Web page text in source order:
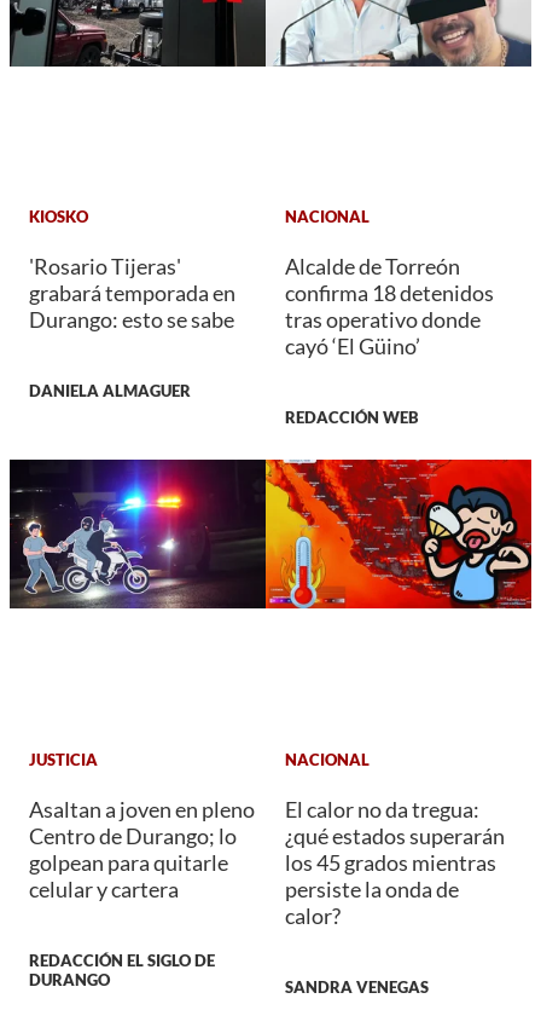
KIOSKO
'Rosario Tijeras'
grabará temporada en
Durango: esto se sabe
DANIELA ALMAGUER
NACIONAL
Alcalde de Torreón
confirma 18 detenidos
tras operativo donde
cayó ‘El Güino’
REDACCIÓN WEB
JUSTICIA
Asaltan a joven en pleno
Centro de Durango; lo
golpean para quitarle
celular y cartera
REDACCIÓN EL SIGLO DE
DURANGO
NACIONAL
El calor no da tregua:
¿qué estados superarán
los 45 grados mientras
persiste la onda de
calor?
SANDRA VENEGAS